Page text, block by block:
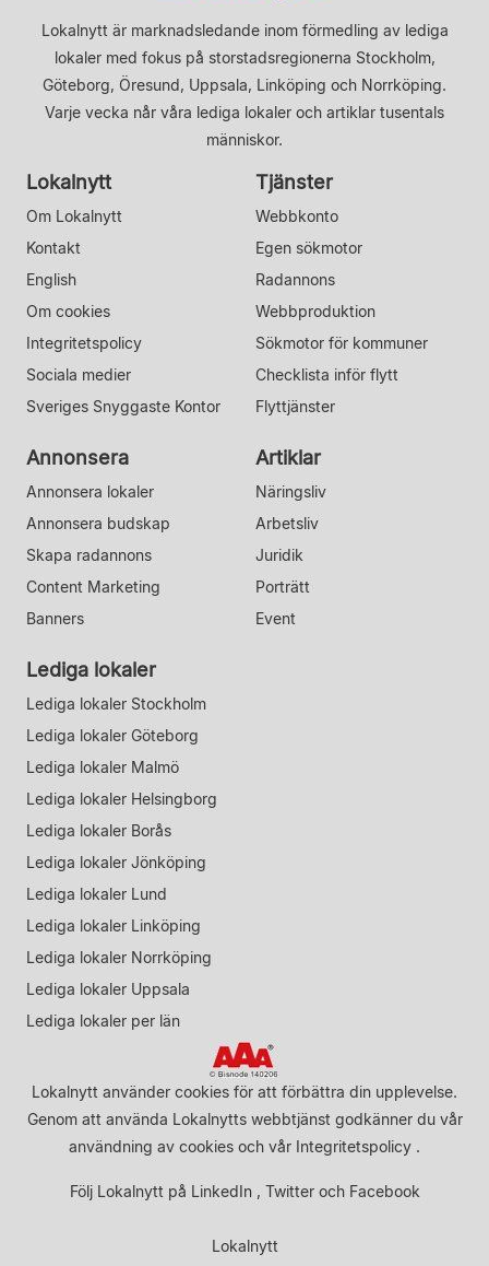
Lokalnytt är marknadsledande inom förmedling av lediga
lokaler med fokus på storstadsregionerna Stockholm,
Göteborg, Öresund, Uppsala, Linköping och Norrköping.
Varje vecka når våra lediga lokaler och artiklar tusentals
människor.
Lokalnytt
Om Lokalnytt
Kontakt
English
Om cookies
Integritetspolicy
Sociala medier
Sveriges Snyggaste Kontor
Tjänster
Webbkonto
Egen sökmotor
Radannons
Webbproduktion
Sökmotor för kommuner
Checklista inför flytt
Flyttjänster
Annonsera
Annonsera lokaler
Annonsera budskap
Skapa radannons
Content Marketing
Banners
Artiklar
Näringsliv
Arbetsliv
Juridik
Porträtt
Event
Lediga lokaler
Lediga lokaler Stockholm
Lediga lokaler Göteborg
Lediga lokaler Malmö
Lediga lokaler Helsingborg
Lediga lokaler Borås
Lediga lokaler Jönköping
Lediga lokaler Lund
Lediga lokaler Linköping
Lediga lokaler Norrköping
Lediga lokaler Uppsala
Lediga lokaler per län
Lokalnytt använder cookies för att förbättra din upplevelse.
Genom att använda Lokalnytts webbtjänst godkänner du vår
användning av cookies och vår Integritetspolicy .
Följ Lokalnytt på LinkedIn, Twitteroch Facebook
Lokalnytt